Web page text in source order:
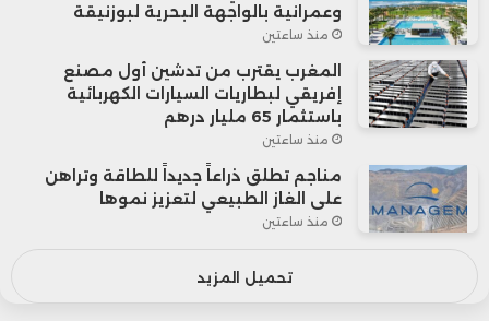
وعمرانية بالواجهة البحرية لبوزنيقة
منذ ساعتين
المغرب يقترب من تدشين أول مصنع
إفريقي لبطاريات السيارات الكهربائية
باستثمار 65 مليار درهم
منذ ساعتين
مناجم تطلق ذراعاً جديداً للطاقة وتراهن
على الغاز الطبيعي لتعزيز نموها
منذ ساعتين
تحميل المزيد